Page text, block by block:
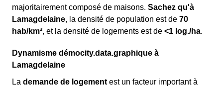
majoritairement composé de maisons. Sachez qu'à
Lamagdelaine, la densité de population est de 70
hab/km², et la densité de logements est de <1 log./ha.
Dynamisme démocity.data.graphique à
Lamagdelaine
La demande de logement est un facteur important à